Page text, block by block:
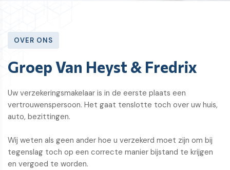
OVER ONS
Groep Van Heyst & Fredrix
Uw verzekeringsmakelaar is in de eerste plaats een
vertrouwenspersoon. Het gaat tenslotte toch over uw huis,
auto, bezittingen.
​​​​​​​Wij weten als geen ander hoe u verzekerd moet zijn om bij
tegenslag toch op een correcte manier bijstand te krijgen
en vergoed te worden.